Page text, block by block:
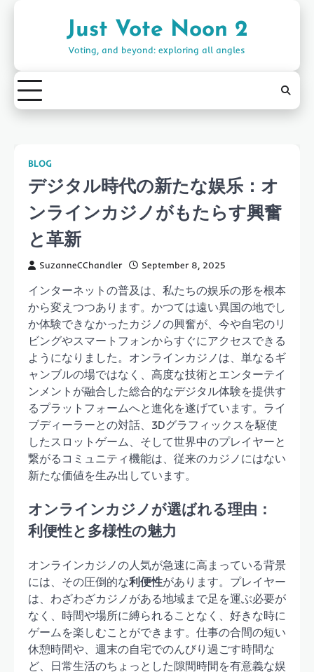
Just Vote Noon 2
Voting, and beyond: exploring all angles
BLOG
デジタル時代の新たな娱乐：オ
ンラインカジノがもたらす興奮
と革新
SuzanneCChandler September 8, 2025
インターネットの普及は、私たちの娱乐の形を根本
から変えつつあります。かつては遠い異国の地でし
か体験できなかったカジノの興奮が、今や自宅のリ
ビングやスマートフォンからすぐにアクセスできる
ようになりました。オンラインカジノは、単なるギ
ャンブルの場ではなく、高度な技術とエンターテイ
ンメントが融合した総合的なデジタル体験を提供す
るプラットフォームへと進化を遂げています。ライ
ブディーラーとの対話、3Dグラフィックスを駆使
したスロットゲーム、そして世界中のプレイヤーと
繋がるコミュニティ機能は、従来のカジノにはない
新たな価値を生み出しています。
オンラインカジノが選ばれる理由：
利便性と多様性の魅力
オンラインカジノの人気が急速に高まっている背景
には、その圧倒的な利便性があります。プレイヤー
は、わざわざカジノがある地域まで足を運ぶ必要が
なく、時間や場所に縛られることなく、好きな時に
ゲームを楽しむことができます。仕事の合間の短い
休憩時間や、週末の自宅でのんびり過ごす時間な
ど、日常生活のちょっとした隙間時間を有意義な娱